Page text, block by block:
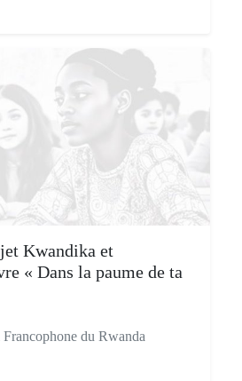
Kwandika et
« Dans la paume de ta
du Rwanda